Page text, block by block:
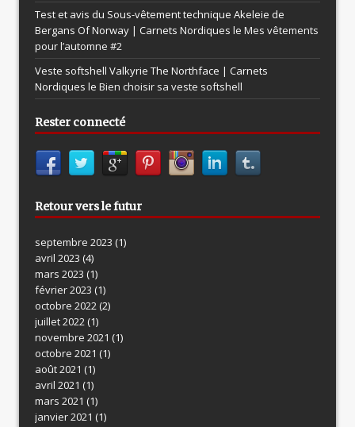
Test et avis du Sous-vêtement technique Akeleie de
Bergans Of Norway | Carnets Nordiques le Mes vêtements
pour l’automne #2
Veste softshell Valkyrie The Northface | Carnets
Nordiques le Bien choisir sa veste softshell
Rester connecté
Retour vers le futur
septembre 2023 (1)
avril 2023 (4)
mars 2023 (1)
février 2023 (1)
octobre 2022(2)
juillet 2022(1)
novembre 2021 (1)
octobre 2021 (1)
août 2021 (1)
avril 2021 (1)
mars 2021 (1)
janvier 2021 (1)